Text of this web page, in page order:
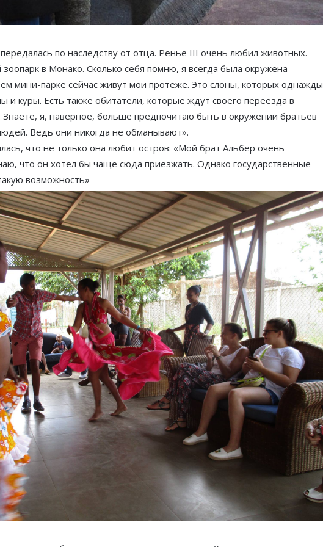
по наследству от отца. Ренье III очень любил животных.
в Монако. Сколько себя помню, я всегда была окружена
мини-парке сейчас живут мои протеже. Это слоны, которых однажды
и куры. Есть также обитатели, которые ждут своего переезда в
я, наверное, больше предпочитаю быть в окружении братьев
Ведь они никогда не обманывают».
что не только она любит остров: «Мой брат Альбер очень
что он хотел бы чаще сюда приезжать. Однако государственные
возможность»
Луи Дюкрюэ, президент и хранитель
наследия футбольной команды
Barbagiuans de Monaco
Ольга Таран: «Слово «Hello»
интернационально, его понимают
на всех языках. Оно несет в себе
хорошую энергию и дружелюбие!»